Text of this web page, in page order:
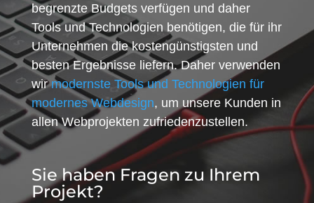
begrenzte Budgets verfügen und daher
Tools und Technologien benötigen, die für ihr
Unternehmen die kostengünstigsten und
besten Ergebnisse liefern. Daher verwenden
wirmodernste Tools und Technologien für
modernes Webdesign, um unsere Kunden in
allen Webprojekten zufriedenzustellen.
Sie haben Fragen zu Ihrem
Projekt?